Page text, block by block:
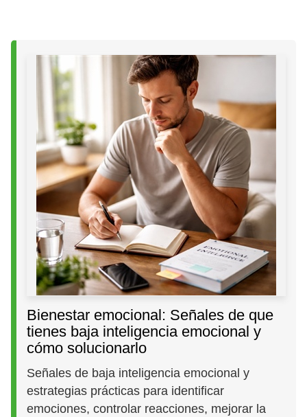
Bienestar emocional: Señales de que
tienes baja inteligencia emocional y
cómo solucionarlo
Señales de baja inteligencia emocional y
estrategias prácticas para identificar
emociones, controlar reacciones, mejorar la